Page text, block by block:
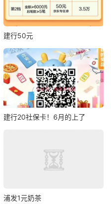
建行50元
建行20社保卡！6月的上了
浦发1元奶茶